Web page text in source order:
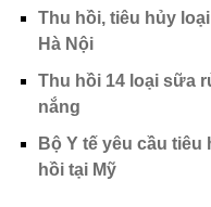
Thu hồi, tiêu hủy
Hà Nội
Thu hồi 14 loại sữa
nắng
Bộ Y tế yêu cầu
hồi tại Mỹ